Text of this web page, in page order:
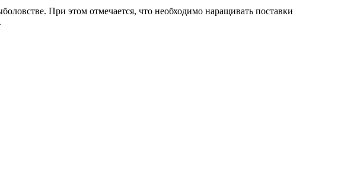
При этом отмечается, что необходимо наращивать поставки